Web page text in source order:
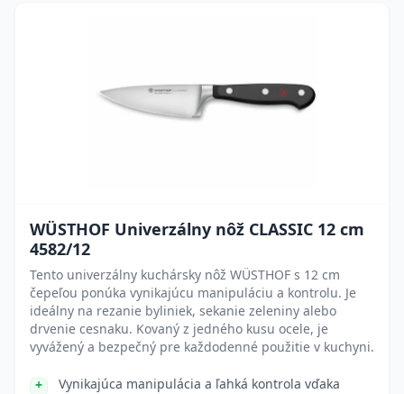
WÜSTHOF Univerzálny nôž CLASSIC 12 cm
4582/12
Tento univerzálny kuchársky nôž WÜSTHOF s 12 cm
čepeľou ponúka vynikajúcu manipuláciu a kontrolu. Je
ideálny na rezanie byliniek, sekanie zeleniny alebo
drvenie cesnaku. Kovaný z jedného kusu ocele, je
vyvážený a bezpečný pre každodenné použitie v kuchyni.
Vynikajúca manipulácia a ľahká kontrola vďaka